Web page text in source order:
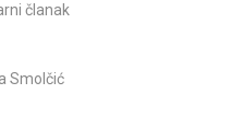
članak
Smolčić